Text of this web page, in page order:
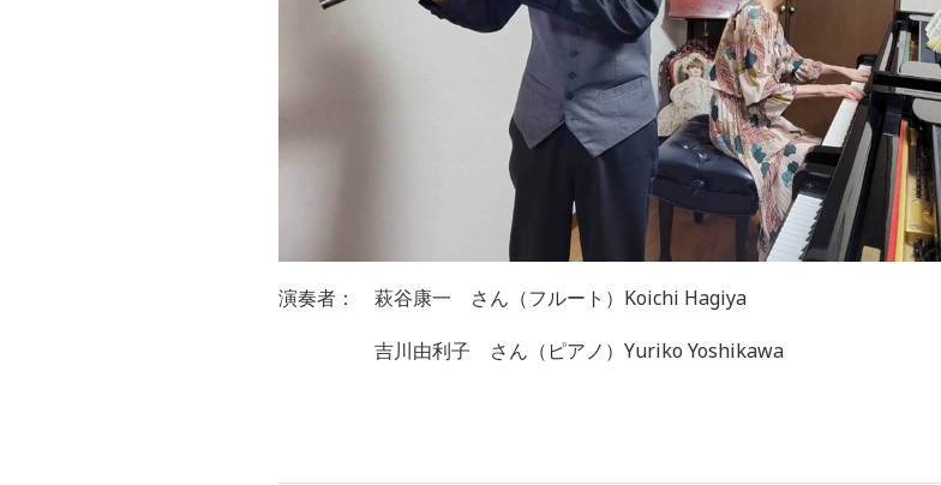
演奏者： 萩谷康一 さん（フルート）Koichi Hagiya
吉川由利子 さん（ピアノ）Yuriko Yoshikawa